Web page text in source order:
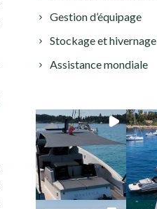
Gestion d’équipage
Stockage et hivernage
Assistance mondiale